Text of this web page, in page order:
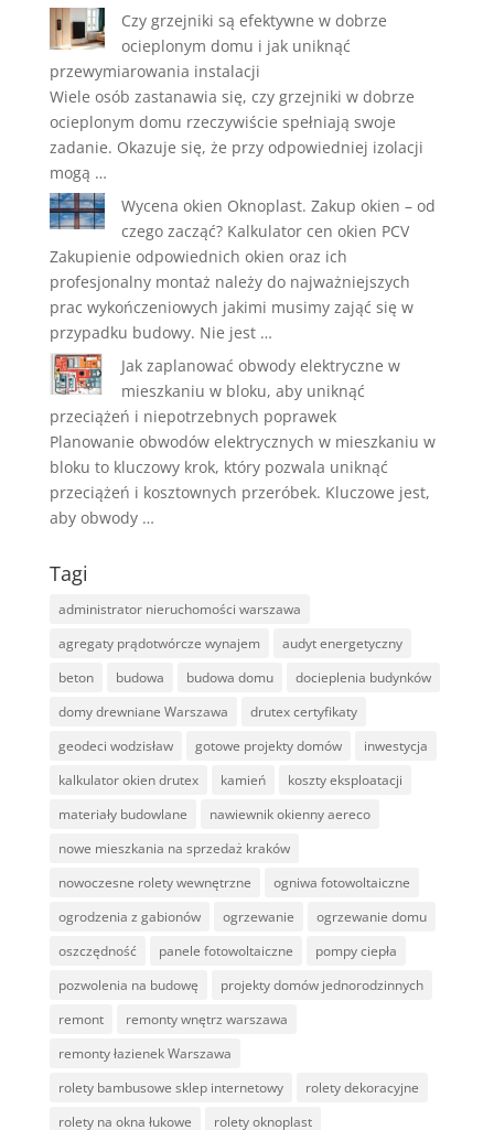
Czy grzejniki są efektywne w dobrze
ocieplonym domu i jak uniknąć
przewymiarowania instalacji
Wiele osób zastanawia się, czy grzejniki w dobrze
ocieplonym domu rzeczywiście spełniają swoje
zadanie. Okazuje się, że przy odpowiedniej izolacji
mogą …
Wycena okien Oknoplast. Zakup okien – od
czego zacząć? Kalkulator cen okien PCV
Zakupienie odpowiednich okien oraz ich
profesjonalny montaż należy do najważniejszych
prac wykończeniowych jakimi musimy zająć się w
przypadku budowy. Nie jest …
Jak zaplanować obwody elektryczne w
mieszkaniu w bloku, aby uniknąć
przeciążeń i niepotrzebnych poprawek
Planowanie obwodów elektrycznych w mieszkaniu w
bloku to kluczowy krok, który pozwala uniknąć
przeciążeń i kosztownych przeróbek. Kluczowe jest,
aby obwody …
Tagi
administrator nieruchomości warszawa
agregaty prądotwórcze wynajem
audyt energetyczny
beton
budowa budowa domu
docieplenia budynków
domy drewniane Warszawa
drutex certyfikaty
geodeci wodzisław
gotowe projekty domów
inwestycja
kalkulator okien drutex
kamień
koszty eksploatacji
materiały budowlane
nawiewnik okienny aereco
nowe mieszkania na sprzedaż kraków
nowoczesne rolety wewnętrzne
ogniwa fotowoltaiczne
ogrodzenia z gabionów
ogrzewanie
ogrzewanie domu
oszczędność
panele fotowoltaiczne
pompy ciepła
pozwolenia na budowę
projekty domów jednorodzinnych
remont
remonty wnętrz warszawa
remonty łazienek Warszawa
rolety bambusowe sklep internetowy
rolety dekoracyjne
rolety na okna łukowe
rolety oknoplast